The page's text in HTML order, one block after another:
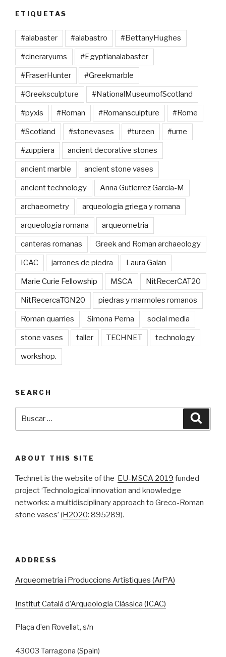
ETIQUETAS
#alabaster #alabastro #BettanyHughes
#cineraryurns #Egyptianalabaster
#FraserHunter #Greekmarble
#Greeksculpture #NationalMuseumofScotland
#pyxis #Roman #Romansculpture #Rome
#Scotland #stonevases #tureen #urne
#zuppiera ancient decorative stones
ancient marble ancient stone vases
ancient technology Anna Gutierrez Garcia-M
archaeometry arqueologia griega y romana
arqueologia romana arqueometria
canteras romanas Greek and Roman archaeology
ICAC jarrones de piedra Laura Galan
Marie Curie Fellowship MSCA NitRecerCAT20
NitRecercaTGN20 piedras y marmoles romanos
Roman quarries Simona Perna social media
stone vases taller TECHNET technology
workshop.
SEARCH
ABOUT THIS SITE
Technet is the website of the EU-MSCA 2019 funded
project ‘Technological innovation and knowledge
networks: a multidisciplinary approach to Greco-Roman
stone vases’ (H2020: 895289).
ADDRESS
Arqueometria i Produccions Artístiques (ArPA)
Institut Català d’Arqueologia Clàssica (ICAC)
Plaça d’en Rovellat, s/n
43003 Tarragona (Spain)